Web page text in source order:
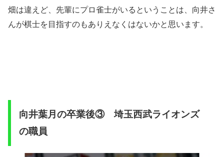
畑は違えど、先輩にプロ雀士がいるということは、向井さ
んが棋士を目指すのもありえなくはないかと思います。
向井葉月の卒業後③ 埼玉西武ライオンズ
の職員